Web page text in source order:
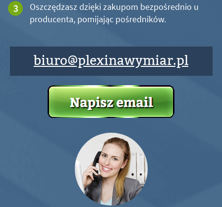
Oszczędzasz dzięki zakupom bezpośrednio u
producenta, pomijając pośredników.
biuro@plexinawymiar.pl